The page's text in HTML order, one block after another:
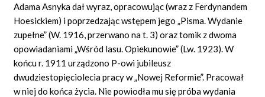
Adama Asnyka dał wyraz, opracowując (wraz z Ferdynandem
Hoesickiem) i poprzedzając wstępem jego „Pisma. Wydanie
zupełne” (W. 1916, przerwano na t. 3) oraz tomik z dwoma
opowiadaniami „Wśród lasu. Opiekunowie” (Lw. 1923). W
końcu r. 1911 urządzono P-owi jubileusz
dwudziestopięciolecia pracy w „Nowej Reformie”. Pracował
w niej do końca życia. Nie powiodła mu się próba wydania